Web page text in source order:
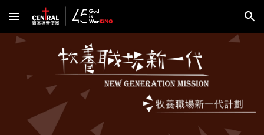
Skip to main content Skip to navigation